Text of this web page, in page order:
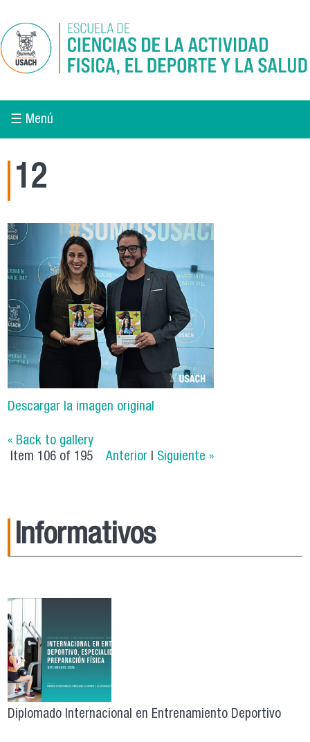
☰ Menú
12
Descargar la imagen original
« Back to gallery
Item 106 of 195
Anterior | Siguiente »
Informativos
Diplomado Internacional en Entrenamiento Deportivo